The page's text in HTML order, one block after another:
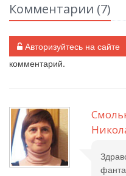
Комментарии (7)
Авторизуйтесь на сайте
комментарий.